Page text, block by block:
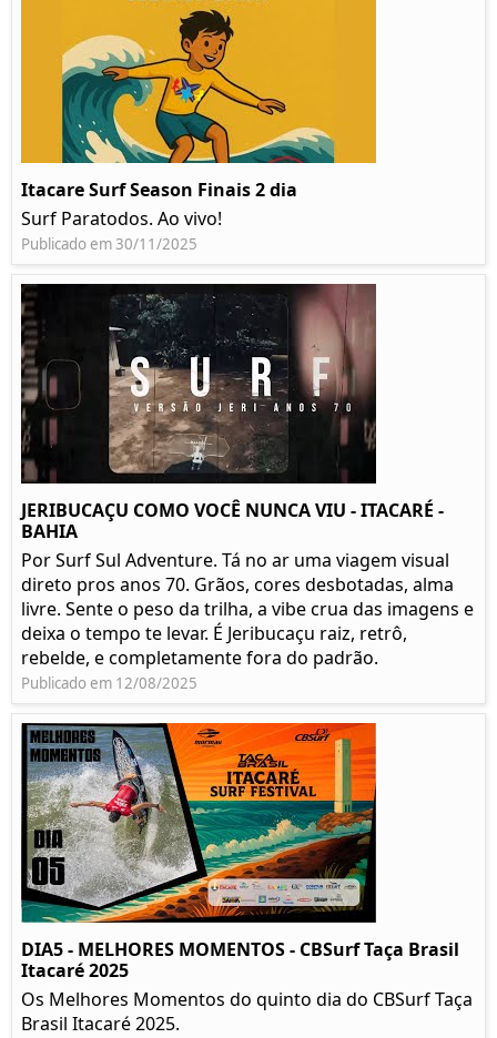
Itacare Surf Season Finais 2 dia
Surf Paratodos. Ao vivo!
Publicado em 30/11/2025
JERIBUCAÇU COMO VOCÊ NUNCA VIU - ITACARÉ -
BAHIA
Por Surf Sul Adventure. Tá no ar uma viagem visual
direto pros anos 70. Grãos, cores desbotadas, alma
livre. Sente o peso da trilha, a vibe crua das imagens e
deixa o tempo te levar. É Jeribucaçu raiz, retrô,
rebelde, e completamente fora do padrão.
Publicado em 12/08/2025
DIA5 - MELHORES MOMENTOS - CBSurf Taça Brasil
Itacaré 2025
Os Melhores Momentos do quinto dia do CBSurf Taça
Brasil Itacaré 2025.